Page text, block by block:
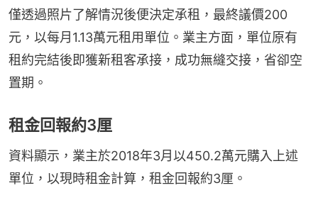
僅透過照片了解情況後便決定承租，最終議價200
元，以每月1.13萬元租用單位。業主方面，單位原有
租約完結後即獲新租客承接，成功無縫交接，省卻空
置期。
租金回報約3厘
資料顯示，業主於2018年3月以450.2萬元購入上述
單位，以現時租金計算，租金回報約3厘。